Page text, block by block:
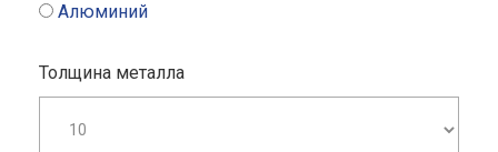
Алюминий
Толщина металла